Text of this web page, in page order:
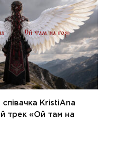
KristiAna
трек «Ой там на